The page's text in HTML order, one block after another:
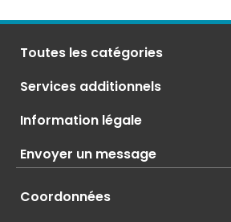
Toutes les catégories
Services additionnels
Information légale
Envoyer un message
Coordonnées